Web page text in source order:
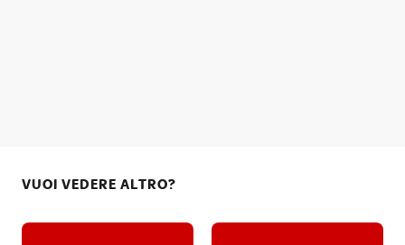
VUOI VEDERE ALTRO?